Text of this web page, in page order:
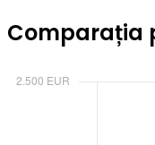
Comparația